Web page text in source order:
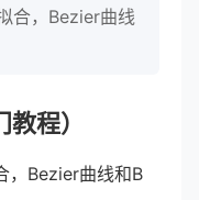
合，Bezier曲线
程）
，Bezier曲线和B